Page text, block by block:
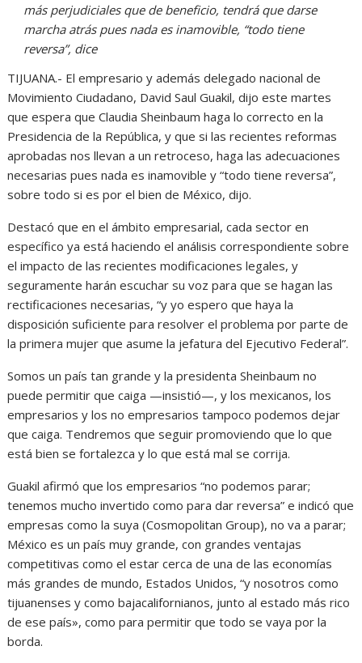
más perjudiciales que de beneficio, tendrá que darse
marcha atrás pues nada es inamovible, “todo tiene
reversa”, dice
TIJUANA.- El empresario y además delegado nacional de
Movimiento Ciudadano, David Saul Guakil, dijo este martes
que espera que Claudia Sheinbaum haga lo correcto en la
Presidencia de la República, y que si las recientes reformas
aprobadas nos llevan a un retroceso, haga las adecuaciones
necesarias pues nada es inamovible y “todo tiene reversa”,
sobre todo si es por el bien de México, dijo.
Destacó que en el ámbito empresarial, cada sector en
específico ya está haciendo el análisis correspondiente sobre
el impacto de las recientes modificaciones legales, y
seguramente harán escuchar su voz para que se hagan las
rectificaciones necesarias, “y yo espero que haya la
disposición suficiente para resolver el problema por parte de
la primera mujer que asume la jefatura del Ejecutivo Federal”.
Somos un país tan grande y la presidenta Sheinbaum no
puede permitir que caiga —insistió—, y los mexicanos, los
empresarios y los no empresarios tampoco podemos dejar
que caiga. Tendremos que seguir promoviendo que lo que
está bien se fortalezca y lo que está mal se corrija.
Guakil afirmó que los empresarios “no podemos parar;
tenemos mucho invertido como para dar reversa” e indicó que
empresas como la suya (Cosmopolitan Group), no va a parar;
México es un país muy grande, con grandes ventajas
competitivas como el estar cerca de una de las economías
más grandes de mundo, Estados Unidos, “y nosotros como
tijuanenses y como bajacalifornianos, junto al estado más rico
de ese país», como para permitir que todo se vaya por la
borda.